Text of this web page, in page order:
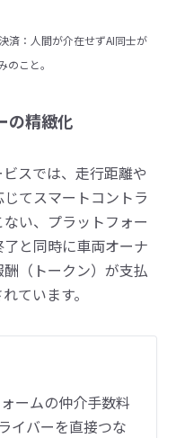
済：人間が介在せずAI同士が
こと。
の精緻化
スでは、走行距離や
てスマートコントラ
い、プラットフォー
と同時に車両オーナ
（トークン）が支払
ています。
ームの仲介手数料
イバーを直接つな